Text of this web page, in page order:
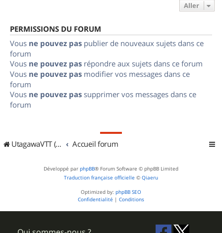
Aller
PERMISSIONS DU FORUM
Vous ne pouvez pas publier de nouveaux sujets dans ce
forum
Vous ne pouvez pas répondre aux sujets dans ce forum
Vous ne pouvez pas modifier vos messages dans ce
forum
Vous ne pouvez pas supprimer vos messages dans ce
forum
UtagawaVTT (Randos VTT et VTTAE avec traces GPS) Accueil forum
Développé par phpBB® Forum Software © phpBB Limited
Traduction française officielle © Qiaeru
Optimized by: phpBB SEO
Confidentialité | Conditions